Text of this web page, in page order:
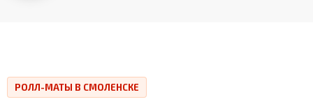
РОЛЛ-МАТЫ В СМОЛЕНСКЕ